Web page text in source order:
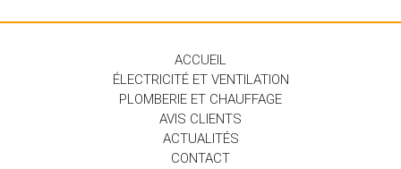
ACCUEIL
ÉLECTRICITÉ ET VENTILATION
PLOMBERIE ET CHAUFFAGE
AVIS CLIENTS
ACTUALITÉS
CONTACT